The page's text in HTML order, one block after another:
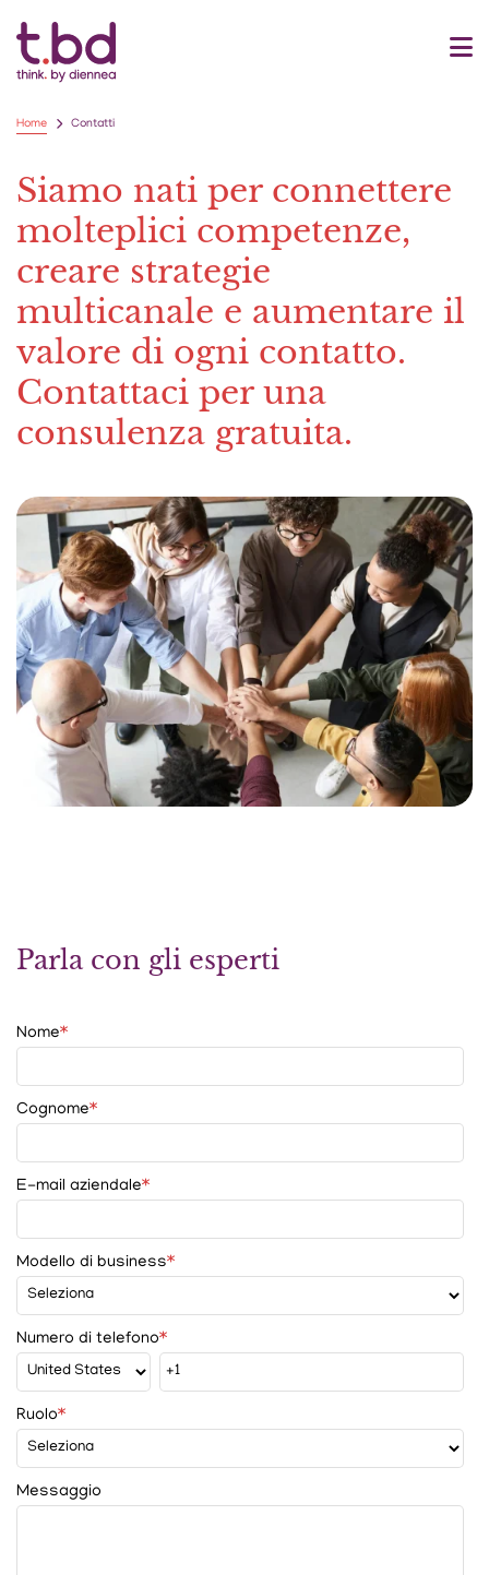
Home Contatti
Siamo nati per connettere
molteplici competenze,
creare strategie
multicanale e aumentare il
valore di ogni contatto.
Contattaci per una
consulenza gratuita.
Parla con gli esperti
Nome*
Cognome*
E-mail aziendale*
Modello di business*
Numero di telefono*
Ruolo*
Messaggio